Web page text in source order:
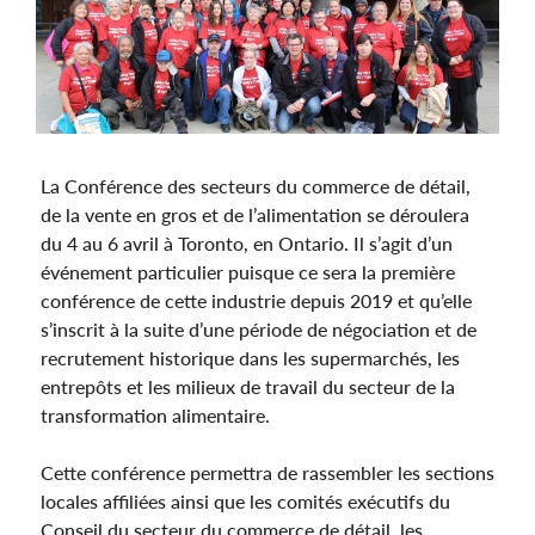
Image
La Conférence des secteurs du commerce de détail,
de la vente en gros et de l’alimentation se déroulera
du 4 au 6 avril à Toronto, en Ontario. Il s’agit d’un
événement particulier puisque ce sera la première
conférence de cette industrie depuis 2019 et qu’elle
s’inscrit à la suite d’une période de négociation et de
recrutement historique dans les supermarchés, les
entrepôts et les milieux de travail du secteur de la
transformation alimentaire.
Cette conférence permettra de rassembler les sections
locales affiliées ainsi que les comités exécutifs du
Conseil du secteur du commerce de détail, les